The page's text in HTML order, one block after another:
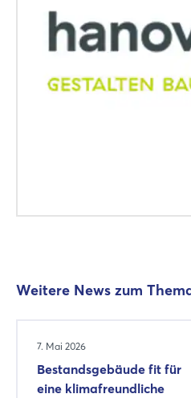
Weitere News zum
7. Mai 2026
Bestandsgebäude fit für
eine klimafreundliche